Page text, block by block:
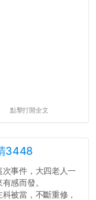
點擊打開全文
3448
次事件，大四老人一
感而發。
科被當，不斷重修，